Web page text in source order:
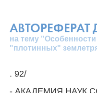
АВТОРЕФЕРАТ
на тему
"плотинных"
. 92/
- АКАДЕМИЯ НАУК